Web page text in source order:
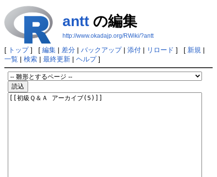
anttの編集
http://www.okadajp.org/RWiki/?antt
[ トップ] [ 編集| 差分| バックアップ| 添付| リロード ] [ 新規 |
一覧| 検索| 最終更新| ヘルプ]